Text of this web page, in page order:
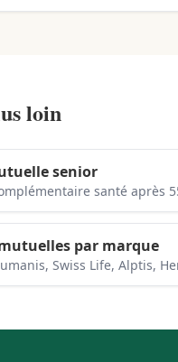
loin
senior
santé après
par marque
Swiss Life, Alptis,